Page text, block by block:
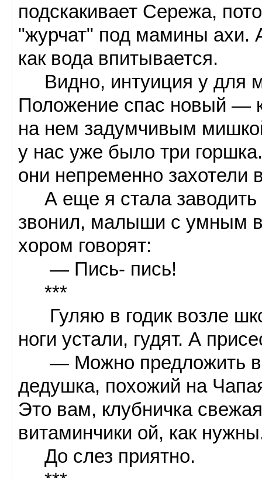
подскакивает Сережа,
"журчат" под мамины ахи.
как вода впитывается.
Видно, интуиция у
Положение спас новый —
на нем задумчивым
у нас уже было три
они непременно захотели
А еще я стала заводить
звонил, малыши с умным
хором говорят:
— Пись- пись!
***
Гуляю в годик возле
ноги устали, гудят. А
— Можно предложить
дедушка, похожий на
Это вам, клубничка
витаминчики ой, как
До слез приятно.